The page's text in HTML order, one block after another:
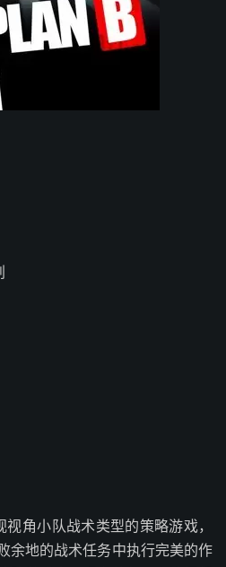
角小队战术类型的策略游戏，
余地的战术任务中执行完美的作